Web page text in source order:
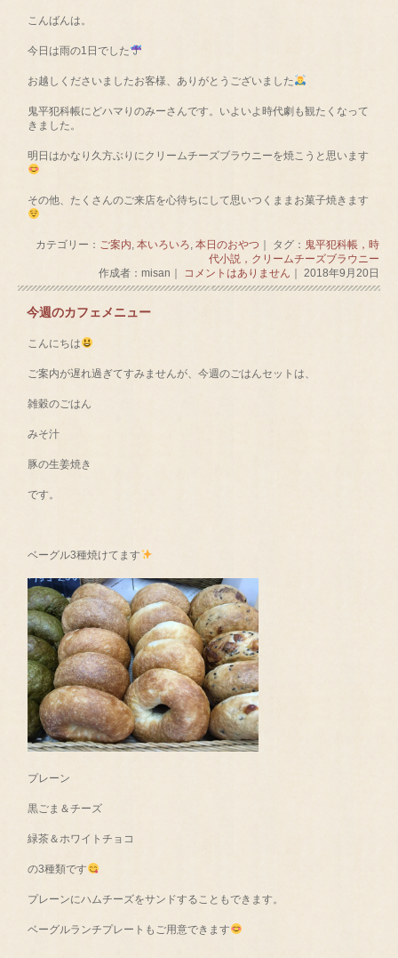
こんばんは。
今日は雨の1日でした
お越しくださいましたお客様、ありがとうございました
鬼平犯科帳にどハマりのみーさんです。いよいよ時代劇も観たくなって
きました。
明日はかなり久方ぶりにクリームチーズブラウニーを焼こうと思います
その他、たくさんのご来店を心待ちにして思いつくままお菓子焼きます
カテゴリー： ご案内, 本いろいろ, 本日のおやつ ｜ タグ： 鬼平犯科帳，時
代小説，クリームチーズブラウニー
作成者：misan｜ コメントはありません ｜ 2018年9月20日
今週のカフェメニュー
こんにちは
ご案内が遅れ過ぎてすみませんが、今週のごはんセットは、
雑穀のごはん
みそ汁
豚の生姜焼き
です。
ベーグル3種焼けてます
プレーン
黒ごま＆チーズ
緑茶＆ホワイトチョコ
の3種類です
プレーンにハムチーズをサンドすることもできます。
ベーグルランチプレートもご用意できます